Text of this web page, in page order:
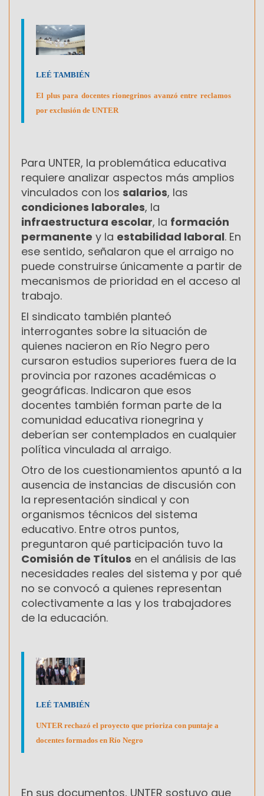
LEÉ TAMBIÉN
El plus para docentes rionegrinos avanzó entre reclamos
por exclusión de UNTER
Para UNTER, la problemática educativa
requiere analizar aspectos más amplios
vinculados con los salarios, las
condiciones laborales, la
infraestructura escolar, la formación
permanente y la estabilidad laboral. En
ese sentido, señalaron que el arraigo no
puede construirse únicamente a partir de
mecanismos de prioridad en el acceso al
trabajo.
El sindicato también planteó
interrogantes sobre la situación de
quienes nacieron en Río Negro pero
cursaron estudios superiores fuera de la
provincia por razones académicas o
geográficas. Indicaron que esos
docentes también forman parte de la
comunidad educativa rionegrina y
deberían ser contemplados en cualquier
política vinculada al arraigo.
Otro de los cuestionamientos apuntó a la
ausencia de instancias de discusión con
la representación sindical y con
organismos técnicos del sistema
educativo. Entre otros puntos,
preguntaron qué participación tuvo la
Comisión de Títulos en el análisis de las
necesidades reales del sistema y por qué
no se convocó a quienes representan
colectivamente a las y los trabajadores
de la educación.
LEÉ TAMBIÉN
UNTER rechazó el proyecto que prioriza con puntaje a
docentes formados en Río Negro
En sus documentos, UNTER sostuvo que